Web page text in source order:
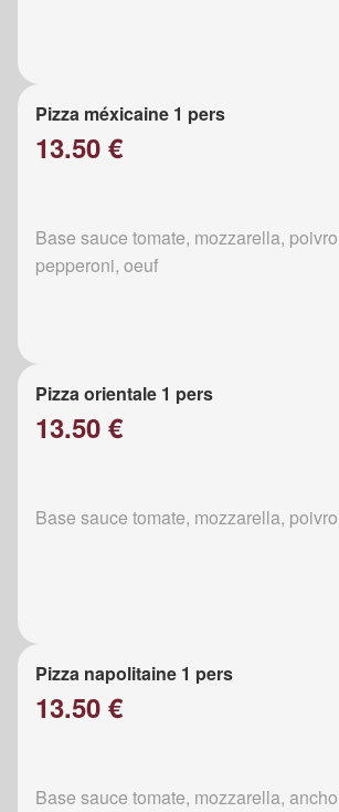
Pizza méxicaine 1 pers
13.50 €
Base sauce tomate, mozzarella,
pepperoni, oeuf
Pizza orientale 1 pers
13.50 €
Base sauce tomate, mozzarella,
Pizza napolitaine 1 pers
13.50 €
Base sauce tomate, mozzarella,